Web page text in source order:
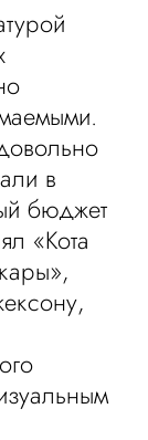
в
бюджет
«Кота